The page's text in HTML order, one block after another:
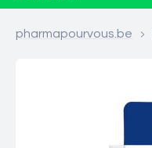
pharmapourvous.be >